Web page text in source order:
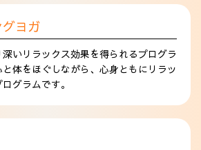
ヨガ
いリラックス効果を得られるプログラ
体をほぐしながら、心身ともにリラッ
グラムです。